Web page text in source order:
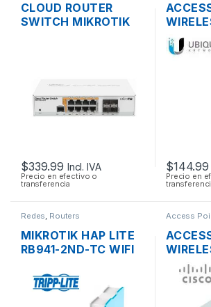
CLOUD ROUTER
SWITCH MIKROTIK
+ 4 PUERTOS SFP,
RACKEABLE
$339.99 Incl. IVA
Precio en efectivo o
transferencia
MIMO
$144.99
Precio en
Redes Routers
MIKROTIK HAP LITE
RB941-2ND-TC WIFI
PUERTOS 10/100
Access
BAND